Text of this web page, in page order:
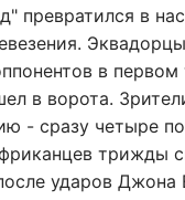
превратился в
в
в ворота.
- сразу четыре
трижды
ударов Джона